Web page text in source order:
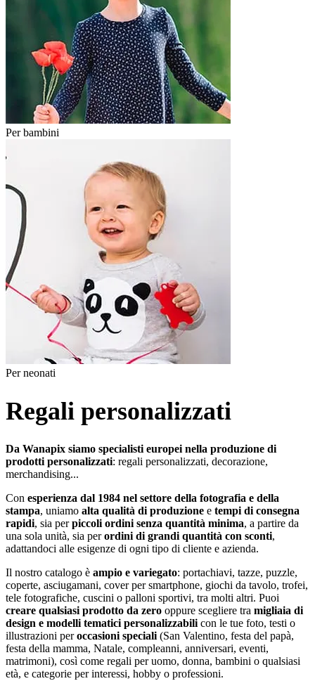
Per bambini
Per neonati
Regali personalizzati
Da Wanapix siamo specialisti europei nella produzione di
prodotti personalizzati: regali personalizzati, decorazione,
merchandising...
Con esperienza dal 1984 nel settore della fotografia e della
stampa, uniamo alta qualità di produzione e tempi di consegna
rapidi, sia perpiccoli ordini senza quantità minima, a partire da
una sola unità, sia perordini di grandi quantità con sconti,
adattandoci alle esigenze di ogni tipo di cliente e azienda.
Il nostro catalogo è ampio e variegato: portachiavi, tazze, puzzle,
coperte, asciugamani, cover per smartphone, giochi da tavolo, trofei,
tele fotografiche, cuscini o palloni sportivi, tra molti altri. Puoi
creare qualsiasi prodotto da zero oppure scegliere tra migliaia di
design e modelli tematici personalizzabili con le tue foto, testi o
illustrazioni peroccasioni speciali (San Valentino, festa del papà,
festa della mamma, Natale, compleanni, anniversari, eventi,
matrimoni), così come regali per uomo, donna, bambini o qualsiasi
età, e categorie per interessi, hobby o professioni.